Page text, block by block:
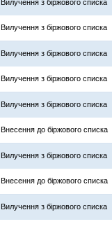
Вилучення з біржового списка
Вилучення з біржового списка
Вилучення з біржового списка
Вилучення з біржового списка
Вилучення з біржового списка
Внесення до біржового списка
Вилучення з біржового списка
Внесення до біржового списка
Вилучення з біржового списка